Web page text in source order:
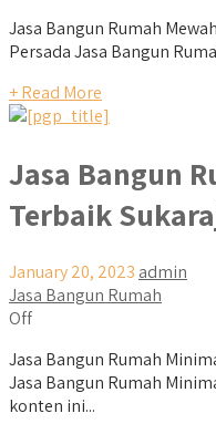
Jasa Bangun Rumah
Persada Jasa Bangun
+ Read More
Jasa Bangun
Terbaik
January 20, 2023 admin
Jasa Bangun Rumah
Off
Jasa Bangun Rumah
Jasa Bangun Rumah
konten ini...